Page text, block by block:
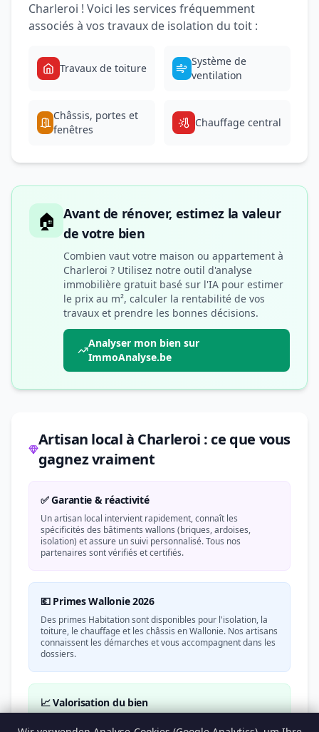
Charleroi ! Voici les services fréquemment
associés à vos travaux de isolation du toit :
Travaux de toiture
Système de
ventilation
Châssis, portes et
fenêtres
Chauffage central
🏠 Avant de rénover, estimez la valeur
de votre bien
Combien vaut votre maison ou appartement à
Charleroi ? Utilisez notre outil d'analyse
immobilière gratuit basé sur l'IA pour estimer
le prix au m², calculer la rentabilité de vos
travaux et prendre les bonnes décisions.
Analyser mon bien sur
ImmoAnalyse.be
Artisan local à Charleroi : ce que vous
gagnez vraiment
✅ Garantie & réactivité
Un artisan local intervient rapidement, connaît les
spécificités des bâtiments wallons (briques, ardoises,
isolation) et assure un suivi personnalisé. Tous nos
partenaires sont vérifiés et certifiés.
💶 Primes Wallonie 2026
Des primes Habitation sont disponibles pour l'isolation, la
toiture, le chauffage et les châssis en Wallonie. Nos artisans
connaissent les démarches et vous accompagnent dans les
dossiers.
📈 Valorisation du bien